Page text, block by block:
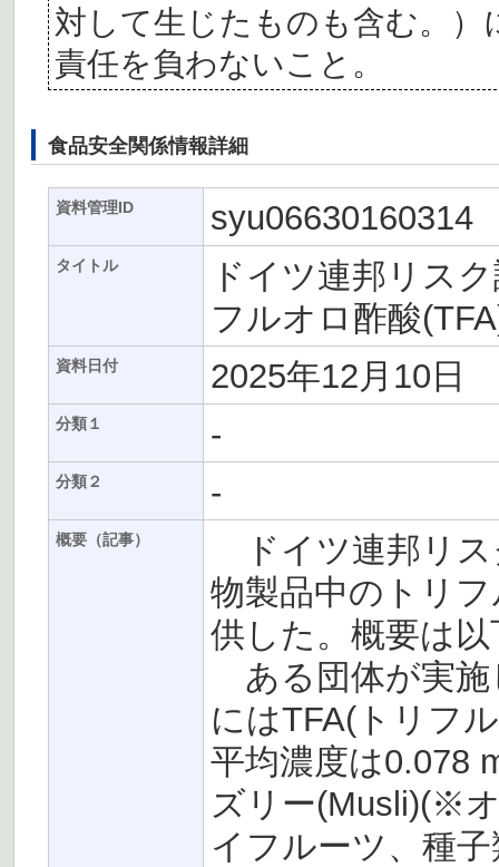
対して生じたものも含む。
責任を負わないこと。
食品安全関係情報詳細
資料管理ID syu06630160314
タイトル
ドイツ連邦リス
フルオロ酢酸
資料日付 2025年12月10日
分類１ -
分類２ -
概要（記事）
ドイツ連邦リス
物製品中のトリ
供した。概要は
ある団体が実施
にはTFA(トリフ
平均濃度は0.078
ズリー(Musli)(※
イフルーツ、種